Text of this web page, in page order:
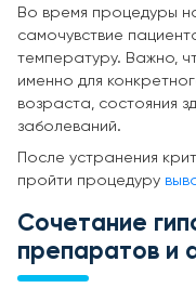
Во время процедуры
самочувствие
температуру. Важно,
именно для
возраста, состояния
заболеваний.
После устранения
пройти процедуру
Сочетание
препаратов и